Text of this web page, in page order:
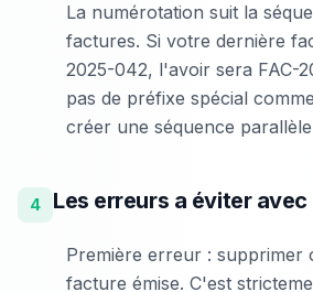
La numérotation suit la
factures. Si votre dernière
2025-042, l'avoir sera FAC-
pas de préfixe spécial
créer une séquence
4 Les erreurs a éviter
Première erreur : supprimer
facture émise. C'est